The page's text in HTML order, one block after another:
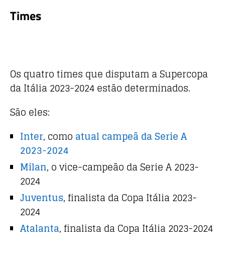
Times
Os quatro times que disputam a Supercopa
da Itália 2023-2024 estão determinados.
São eles:
Inter, como atual campeã da Serie A
2023-2024
Milan, o vice-campeão da Serie A 2023-
2024
Juventus, finalista da Copa Itália 2023-
2024
Atalanta, finalista da Copa Itália 2023-2024